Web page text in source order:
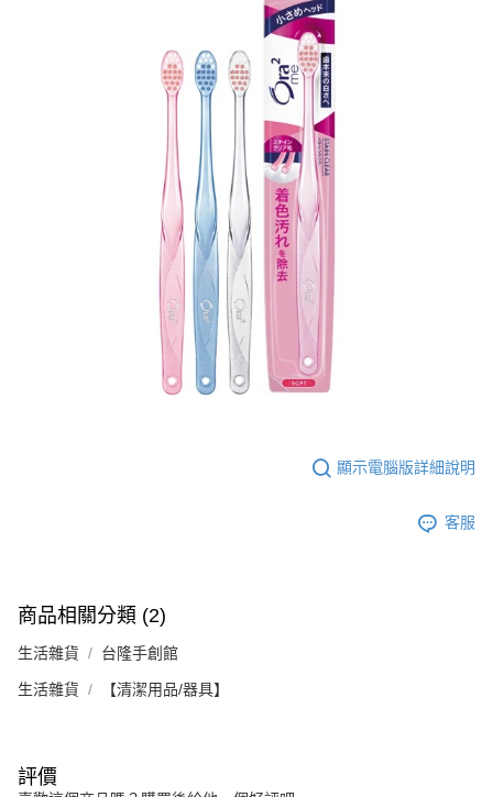
１．透過由恩沛科技股份有限公司提供之「AFTEE先享後付」服務完成之交
易，需依本服務之必要範圍內提供個人資料，並將交易相關給付款項請求債
權轉讓予恩沛科技股份有限公司。
２．關於個人資料處理事宜，請瀏覽以下網址：
３．未成年的使用者請事先徵得法定代理人或監護人之同意方可使用
「AFTEE先享後付」，若未經同意申辦者引起之損失，本公司不負相關責
４．使用「AFTEE先享後付」時，將依據個別帳號之用戶狀況，依本公司即
時審查核予不同之上限額度；若仍有額度不足之情形，本公司將視審查結果
請求用戶進行身份認證。
５．嚴禁一人註冊多個帳號或使用他人資訊註冊。若發現惡意使用之情形，
恩沛科技股份有限公司將有權停止該用戶之使用額度並採取法律行動。
顯示電腦版詳細說明
客服
商品相關分類 (2)
生活雜貨 台隆手創館
生活雜貨 【清潔用品/器具】
評價